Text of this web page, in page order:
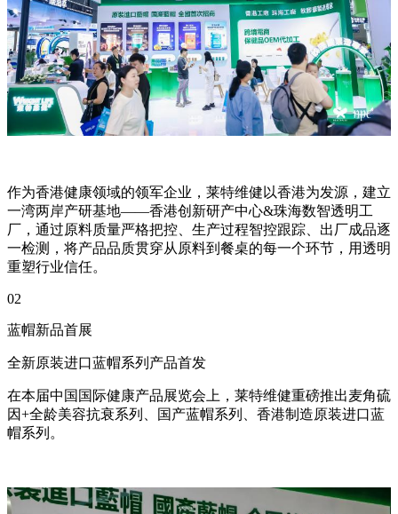
作为香港健康领域的领军企业，莱特维健以香港为发源，建立
一湾两岸产研基地——香港创新研产中心&珠海数智透明工
厂，通过原料质量严格把控、生产过程智控跟踪、出厂成品逐
一检测，将产品品质贯穿从原料到餐桌的每一个环节，用透明
重塑行业信任。
02
蓝帽新品首展
全新原装进口蓝帽系列产品首发
在本届中国国际健康产品展览会上，莱特维健重磅推出麦角硫
因+全龄美容抗衰系列、国产蓝帽系列、香港制造原装进口蓝
帽系列。